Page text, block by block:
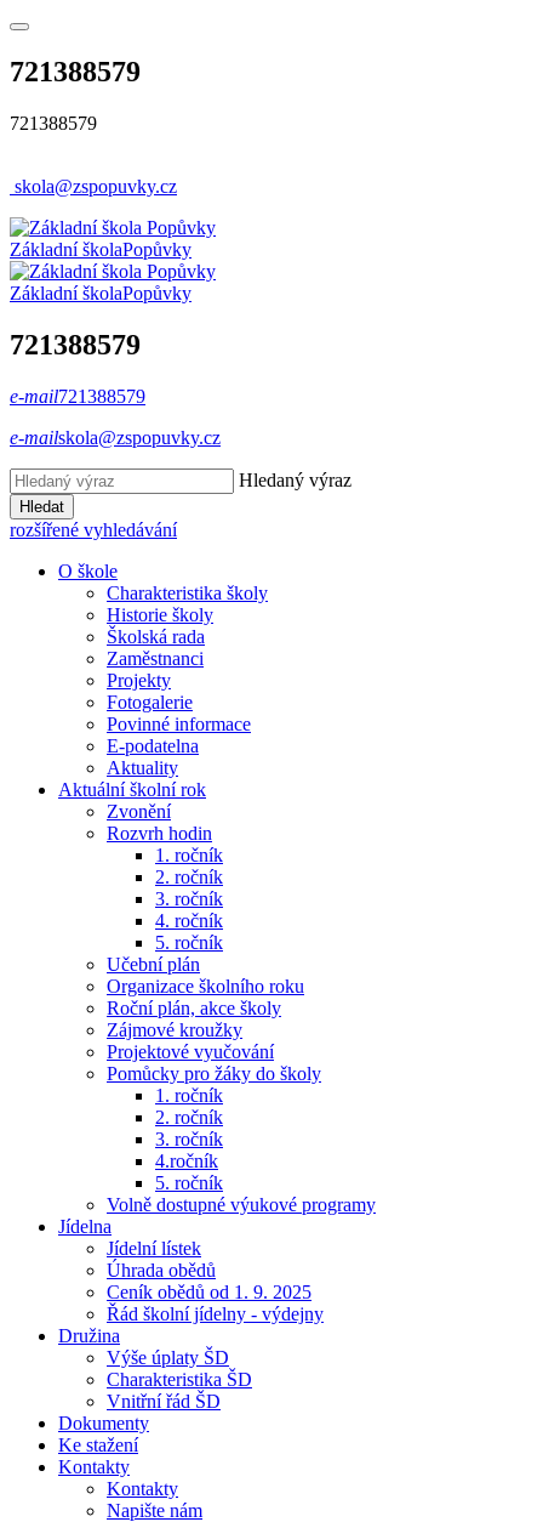
721388579
721388579
skola@zspopuvky.cz
Základní školaPopůvky
Základní školaPopůvky
721388579
e-mail721388579
e-mailskola@zspopuvky.cz
Hledaný výraz
Hledat
rozšířené vyhledávání
O škole
Charakteristika školy
Historie školy
Školská rada
Zaměstnanci
Projekty
Fotogalerie
Povinné informace
E-podatelna
Aktuality
Aktuální školní rok
Zvonění
Rozvrh hodin
1. ročník
2. ročník
3. ročník
4. ročník
5. ročník
Učební plán
Organizace školního roku
Roční plán, akce školy
Zájmové kroužky
Projektové vyučování
Pomůcky pro žáky do školy
1. ročník
2. ročník
3. ročník
4.ročník
5. ročník
Volně dostupné výukové programy
Jídelna
Jídelní lístek
Úhrada obědů
Ceník obědů od 1. 9. 2025
Řád školní jídelny - výdejny
Družina
Výše úplaty ŠD
Charakteristika ŠD
Vnitřní řád ŠD
Dokumenty
Ke stažení
Kontakty
Kontakty
Napište nám